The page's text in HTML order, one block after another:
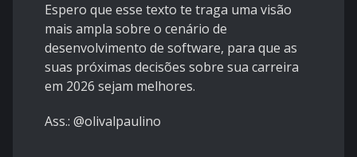
Espero que esse texto te traga uma visão
mais ampla sobre o cenário de
desenvolvimento de software, para que as
suas próximas decisões sobre sua carreira
em 2026 sejam melhores.
Ass.: @olivalpaulino